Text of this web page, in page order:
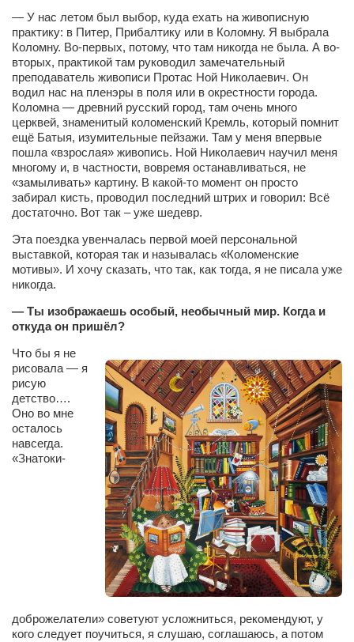
Тенториум -центр независимых дистрибьюторов
Кафе, клубы, рестораны
«Винегрет» — демократичный ресторан
«ЧАЙ — КАВА» магазин — кафе
«CYCLE GARAGE» — магазин велосипедов
«Книголюб» — супермаркет
Багетный двор
МАГАЗИН СТИХОВ НА ЗАКАЗ
«Павел» — магазин мужской одежды
«Траверс» — экипировочный центр
Александр Гвоздик
Александр Кугук
Музыканты
Евгений Касьяненко
Сергей Коноз
Денис Федченко
Звукорежиссёры
Alfom Studio
Guitarproduction Studio
— У нас летом был выбор, куда ехать на живописную
практику: в Питер, Прибалтику или в Коломну. Я выбрала
Коломну. Во-первых, потому, что там никогда не была. А во-
вторых, практикой там руководил замечательный
преподаватель живописи Протас Ной Николаевич. Он
водил нас на пленэры в поля или в окрестности города.
Коломна — древний русский город, там очень много
церквей, знаменитый коломенский Кремль, который помнит
ещё Батыя, изумительные пейзажи. Там у меня впервые
пошла «взрослая» живопись. Ной Николаевич научил меня
многому и, в частности, вовремя останавливаться, не
«замыливать» картину. В какой-то момент он просто
забирал кисть, проводил последний штрих и говорил: Всё
достаточно. Вот так – уже шедевр.
Эта поездка увенчалась первой моей персональной
выставкой, которая так и называлась «Коломенские
мотивы». И хочу сказать, что так, как тогда, я не писала уже
никогда.
— Ты изображаешь особый, необычный мир. Когда и
откуда он пришёл?
Что бы я не
рисовала — я
рисую
детство….
Оно во мне
осталось
навсегда.
«Знатоки-
доброжелатели» советуют усложниться, рекомендуют, у
кого следует поучиться, я слушаю, соглашаюсь, а потом